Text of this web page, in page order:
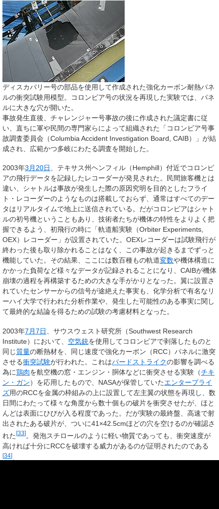
ディスカバリー号の部品を使用して作成された強化カーボン耐熱パネ
ルの衝突試験用模型。コロンビア号の状況を再現した実験では、パネ
ルに大きな穴が開いた。
事故発生直後、チャレンジャー号事故の後に作成された議定書に従
い、直ちに軍や民間の専門家らによって組織された「コロンビア号事
故調査委員会（Columbia Accident Investigation Board, CAIB）」が結
成され、広範かつ多岐にわたる調査を開始した。
2003年3月20日、テキサス州ヘンフィル（Hemphill）付近でコロンビ
アの飛行データを記録したレコーダーが発見された。民間旅客機とは
違い、シャトルは事故が発生した際の原因究明を目的としたフライ
ト・レコーダーのようなものは搭載しておらず、通常はすべてのデー
タはリアルタイムで地上に送信されている。だがコロンビアはシャト
ルの初号機ということもあり、技術者たちが機体の特性をよりよく把
握できるよう、初飛行の時に「軌道船実験（Orbiter Experiments,
OEX）レコーダー」が設置されていた。OEXレコーダーは試験飛行が
終わった後も取り除かれることはなく、この事故が起きるまでずっと
機能していた。その結果、ここには数百種もの軌道変数や機体構造に
かかった負荷など様々なデータが記録されることになり、CAIBが機体
崩壊の過程を再構築するための大きな手がかりとなった。翼に設置さ
れていたセンサーからの信号が途絶えた事実も、化学分析で有名なリ
ーハイ大学で行われた分析作業や、発生した可能性のある事実に関し
て最終的な結論を得るための試験の考慮材料となった。
2003年7月7日
、サウスウェスト研究所（Southwest Research
Institute）において、 空気銃を使用してコロンビアで剥落したものと
同じ質量の断熱材を、同じ速度で強化カーボン（RCC）パネルに激突
させる衝突試験が行われた。これはバードストライクの影響を調べる
為に鶏肉を航空機の窓・エンジン・胴体などに衝突させる実験（チキ
ン・ガン）を応用したもので、NASAが保管していたエンタープライ
ズ用のRCCを金属の枠組みの上に設置して左主翼の状態を再現し、数
日間にわたって様々な角度から数十個もの破片を衝突させたが、ほと
んどは表面にひびが入る程度であった。だが実験の最終盤、高速で射
出されたある破片が、ついに41×42.5cmほどの穴を空けるのが確認さ
れた[33]。発泡スチロールのように軽い物質であっても、衝突速度が
高ければ十分にRCCを破壊する威力があるのが証明されたのである
[34]。